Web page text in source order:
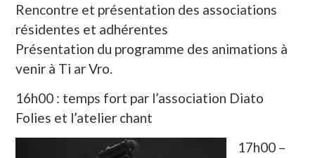
Rencontre et présentation des associations
résidentes et adhérentes
Présentation du programme des animations à
venir à Ti ar Vro.
16h00 : temps fort par l’association Diato
Folies et l’atelier chant
17h00 –